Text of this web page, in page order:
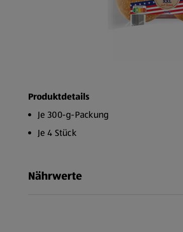
Produktdetails
Je 300-g-Packung
Je 4 Stück
Nährwerte